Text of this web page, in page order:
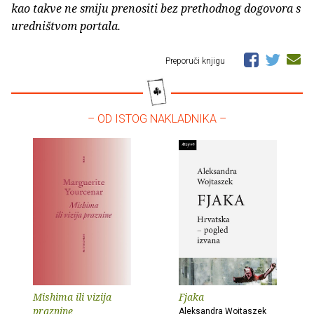
kao takve ne smiju prenositi bez prethodnog dogovora s
uredništvom portala.
Preporuči knjigu
– OD ISTOG NAKLADNIKA –
Mishima ili vizija
praznine
Fjaka
Aleksandra Wojtaszek